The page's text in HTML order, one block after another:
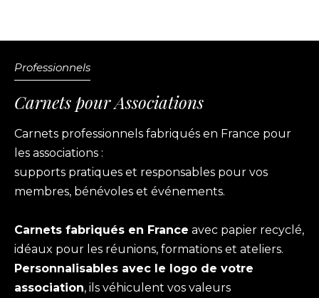
Professionnels
Carnets pour Associations
Carnets professionnels fabriqués en France pour
les associations :
supports pratiques et responsables pour vos
membres, bénévoles et événements.
Carnets fabriqués en France avec papier recyclé,
idéaux pour les réunions, formations et ateliers.
Personnalisables avec le logo de votre
association, ils véhiculent vos valeurs